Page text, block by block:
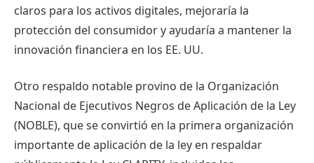
claros para los activos digitales, mejoraría la
protección del consumidor y ayudaría a mantener la
innovación financiera en los EE. UU.
Otro respaldo notable provino de la Organización
Nacional de Ejecutivos Negros de Aplicación de la Ley
(NOBLE), que se convirtió en la primera organización
importante de aplicación de la ley en respaldar